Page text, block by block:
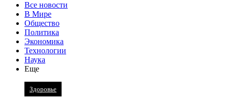
Все новости
В Мире
Общество
Политика
Экономика
Технологии
Наука
Еще
Здоровье